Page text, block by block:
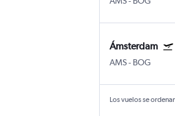
Ámsterdam
AMS- BOG
Los vuelos se